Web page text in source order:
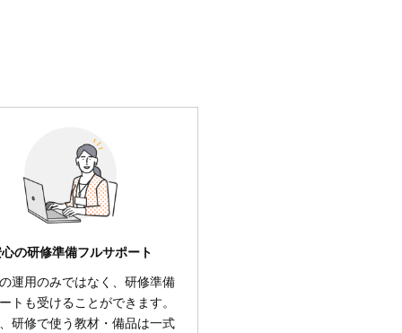
の研修準備フルサポート
運用のみではなく、研修準備
トも受けることができます。
研修で使う教材・備品は一式